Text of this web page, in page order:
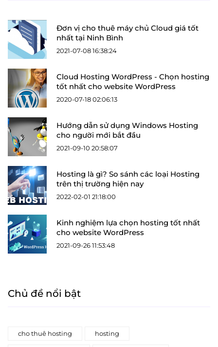
Đơn vị cho thuê máy chủ Cloud giá tốt
nhất tại Ninh Bình
2021-07-08 16:38:24
Cloud Hosting WordPress - Chọn hosting
tốt nhất cho website WordPress
2020-07-18 02:06:13
Hướng dẫn sử dụng Windows Hosting
cho người mới bắt đầu
2021-09-10 20:58:07
Hosting là gì? So sánh các loại Hosting
trên thị trường hiện nay
2022-02-01 21:18:00
Kinh nghiệm lựa chọn hosting tốt nhất
cho website WordPress
2021-09-26 11:53:48
Chủ đề nổi bật
cho thuê hosting hosting